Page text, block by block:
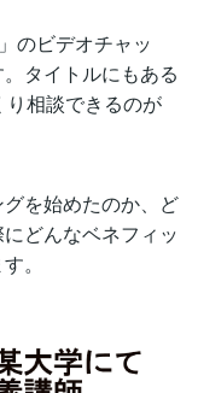
のビデオチャッ
タイトルにもある
相談できるのが
を始めたのか、ど
どんなベネフィッ
。